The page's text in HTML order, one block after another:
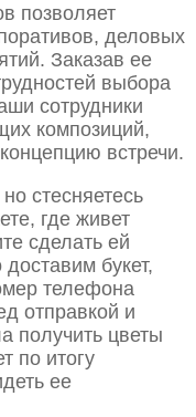
позволяет
деловых
Заказав ее
выбора
сотрудники
композиций,
встречи.
стесняетесь
где живет
сделать ей
букет,
телефона
отправкой и
получить цветы
по итогу
ее